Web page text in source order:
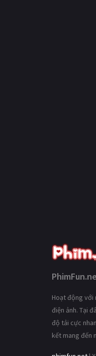
Hoạt động với
điện ảnh. Tại
độ tải cực
kết mang đến